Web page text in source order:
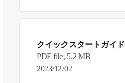
クイックスタートガイド
PDF file, 5.2 MB
2023/12/02